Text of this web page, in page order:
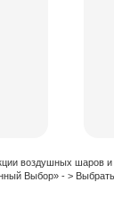
воздушных шаров
Выбор» - >